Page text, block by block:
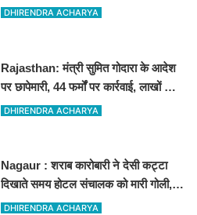
गुल
DHIRENDRA ACHARYA
Rajasthan: मंत्री सुमित गोदारा के आदेश
पर छापेमारी, 44 फर्मों पर कार्रवाई, लाखों का
जुर्माना
DHIRENDRA ACHARYA
Nagaur : शराब कारोबारी ने देसी कट्टा
दिखाते समय होटल संचालक को मारी गोली,
जोधपुर रेफर करते समय एंबुलेंस पलटी, मौत
DHIRENDRA ACHARYA